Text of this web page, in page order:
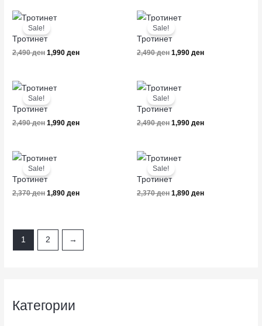
Категории
Sale!
Тротинет
2,490ден
Original
was:
1,990ден
Sale!
Тротинет
2,490ден
Original
was:
1,990 ден
Sale!
Тротинет
2,490ден
Original
was:
1,990ден
Sale!
Тротинет
2,490ден
Original
was:
1,990 ден
Sale!
Тротинет
2,370ден
Original
was:
1,890ден
Sale!
Тротинет
2,370ден
Original
was:
1,890 ден
1 2 →